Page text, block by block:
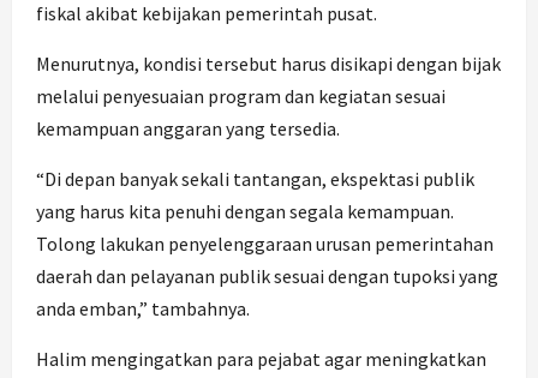
fiskal akibat kebijakan pemerintah pusat.
Menurutnya, kondisi tersebut harus disikapi dengan bijak
melalui penyesuaian program dan kegiatan sesuai
kemampuan anggaran yang tersedia.
“Di depan banyak sekali tantangan, ekspektasi publik
yang harus kita penuhi dengan segala kemampuan.
Tolong lakukan penyelenggaraan urusan pemerintahan
daerah dan pelayanan publik sesuai dengan tupoksi yang
anda emban,” tambahnya.
Halim mengingatkan para pejabat agar meningkatkan